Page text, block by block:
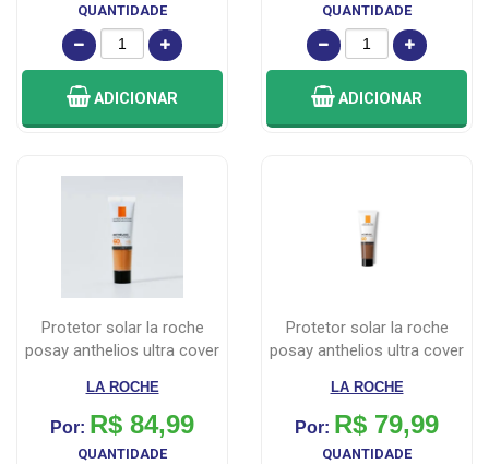
QUANTIDADE
ADICIONAR
QUANTIDADE
ADICIONAR
protetor solar la roche
posay anthelios ultra cover
LA ROCHE
Por: R$ 84,99
QUANTIDADE
protetor solar la roche
posay anthelios ultra cover
LA ROCHE
Por: R$ 79,99
QUANTIDADE